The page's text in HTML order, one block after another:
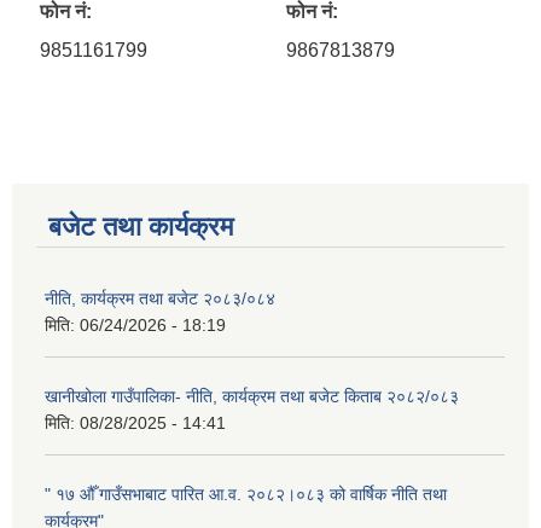
फोन नं:
9851161799
फोन नं:
9867813879
बजेट तथा कार्यक्रम
नीति, कार्यक्रम तथा बजेट २०८३/०८४
मिति: 06/24/2026 - 18:19
खानीखोला गाउँपालिका- नीति, कार्यक्रम तथा बजेट किताब २०८२/०८३
मिति: 08/28/2025 - 14:41
" १७ औँ गाउँसभाबाट पारित आ.व. २०८२।०८३ को वार्षिक नीति तथा
कार्यक्रम"